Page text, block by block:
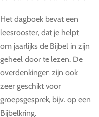
Het dagboek bevat een
leesrooster, dat je helpt
om jaarlijks de Bijbel in zijn
geheel door te lezen. De
overdenkingen zijn ook
zeer geschikt voor
groepsgesprek, bijv. op een
Bijbelkring.